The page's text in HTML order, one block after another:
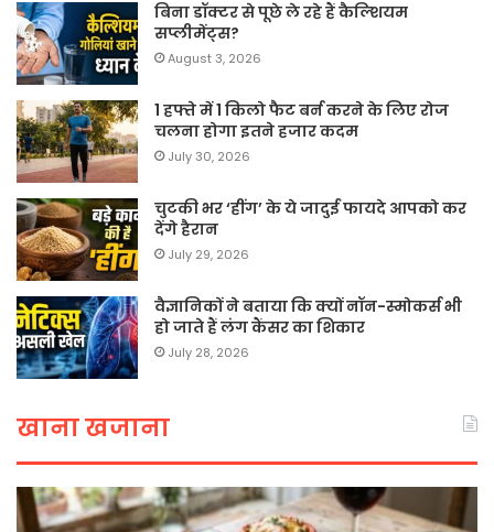
बिना डॉक्टर से पूछे ले रहे हैं कैल्शियम
सप्लीमेंट्स?
August 3, 2026
1 हफ्ते में 1 किलो फैट बर्न करने के लिए रोज
चलना होगा इतने हजार कदम
July 30, 2026
चुटकी भर ‘हींग’ के ये जादुई फायदे आपको कर
देंगे हैरान
July 29, 2026
वैज्ञानिकों ने बताया कि क्यों नॉन-स्मोकर्स भी
हो जाते हैं लंग कैंसर का शिकार
July 28, 2026
खाना खजाना